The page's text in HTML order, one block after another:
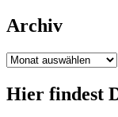
Archiv
Archiv
Hier findest